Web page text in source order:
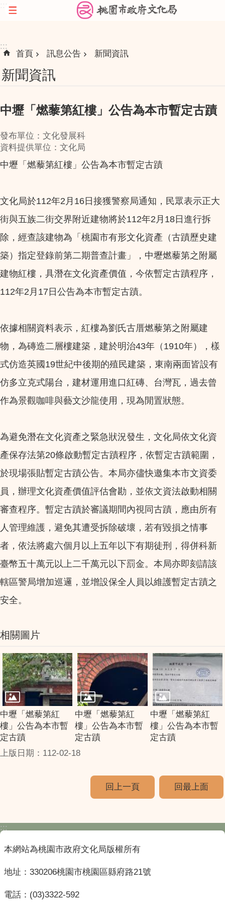
跳到主要內容區塊
:::
首頁 訊息公告 新聞資訊
新聞資訊
中壢「燃藜第紅樓」公告為本市暫定古蹟
發布單位：文化發展科
資料提供單位：文化局
中壢「燃藜第紅樓」公告為本市暫定古蹟
文化局於112年2月16日接獲警察局通知，民眾表示正大
街與五族二街交界附近建物將於112年2月18日進行拆
除，經查該建物為「桃園市有形文化資產（古蹟歷史建
築）指定登錄前第二期普查計畫」，中壢燃藜第之附屬
建物紅樓，具潛在文化資產價值，今依暫定古蹟程序，
112年2月17日公告為本市暫定古蹟。
依據相關資料表示，紅樓為劉氏古厝燃藜第之附屬建
物，為磚造二層樓建築，建於明治43年（1910年），樣
式仿造英國19世紀中後期的殖民建築，東南兩面皆設有
仿多立克式陽台，建材運用進口紅磚、台灣瓦，過去曾
作為景觀咖啡與藝文沙龍使用，現為閒置狀態。
為避免潛在文化資產之緊急狀況發生，文化局依文化資
產保存法第20條啟動暫定古蹟程序，依暫定古蹟範圍，
於現場張貼暫定古蹟公告。本局亦儘快邀集本市文資委
員，辦理文化資產價值評估會勘，並依文資法啟動相關
審查程序。暫定古蹟於審議期間內視同古蹟，應由所有
人管理維護，避免其遭受拆除破壞，若有毀損之情事
者，依法將處六個月以上五年以下有期徒刑，得併科新
臺幣五十萬元以上二千萬元以下罰金。本局亦即刻請該
轄區警局增加巡邏，並增設保全人員以維護暫定古蹟之
安全。
相關圖片
中壢「燃藜第紅
樓」公告為本市暫
定古蹟
中壢「燃藜第紅
樓」公告為本市暫
定古蹟
中壢「燃藜第紅
樓」公告為本市暫
定古蹟
上版日期：112-02-18
回上一頁 回最上面
:::
本網站為桃園市政府文化局版權所有
地址：330206桃園市桃園區縣府路21號
電話：(03)3322-592